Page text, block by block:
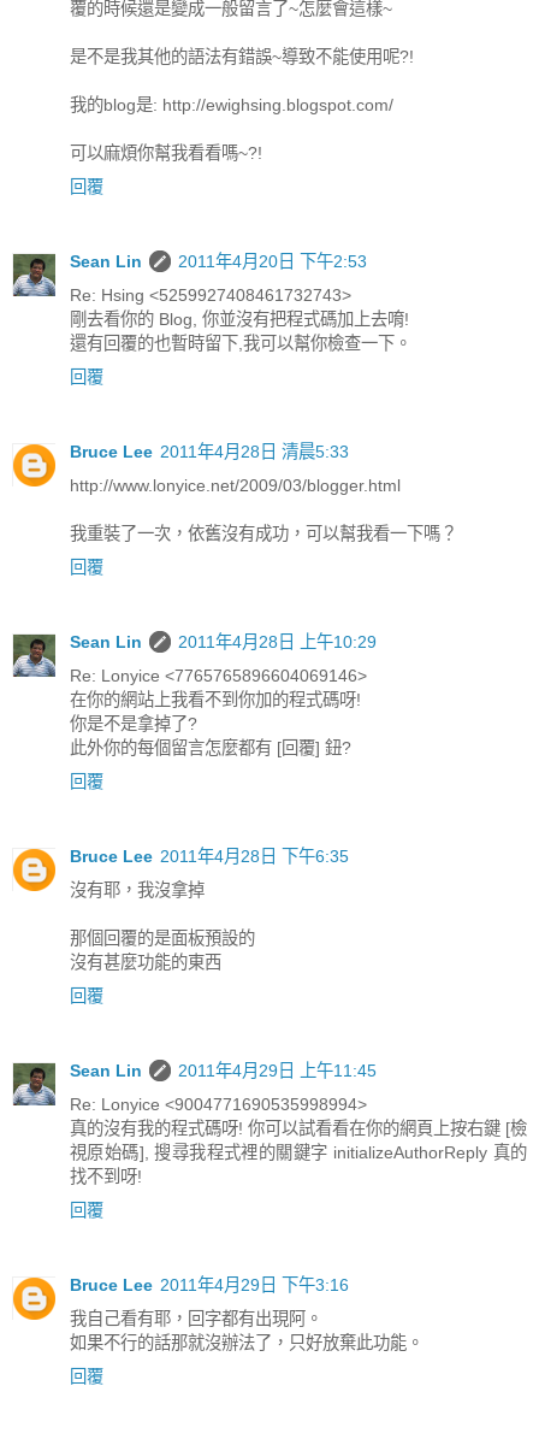
覆的時候還是變成一般留言了~怎麼會這樣~
是不是我其他的語法有錯誤~導致不能使用呢?!
我的blog是: http://ewighsing.blogspot.com/
可以麻煩你幫我看看嗎~?!
回覆
Sean Lin
2011年4月20日 下午2:53
Re: Hsing <5259927408461732743>
剛去看你的 Blog, 你並沒有把程式碼加上去唷!
還有回覆的也暫時留下,我可以幫你檢查一下。
回覆
Bruce Lee 2011年4月28日 清晨5:33
http://www.lonyice.net/2009/03/blogger.html
我重裝了一次，依舊沒有成功，可以幫我看一下嗎？
回覆
Sean Lin
2011年4月28日 上午10:29
Re: Lonyice <7765765896604069146>
在你的網站上我看不到你加的程式碼呀!
你是不是拿掉了?
此外你的每個留言怎麼都有 [回覆] 鈕?
回覆
Bruce Lee 2011年4月28日 下午6:35
沒有耶，我沒拿掉
那個回覆的是面板預設的
沒有甚麼功能的東西
回覆
Sean Lin
2011年4月29日 上午11:45
Re: Lonyice <9004771690535998994>
真的沒有我的程式碼呀! 你可以試看看在你的網頁上按右鍵 [檢
視原始碼], 搜尋我程式裡的關鍵字 initializeAuthorReply 真的
找不到呀!
回覆
Bruce Lee 2011年4月29日 下午3:16
我自己看有耶，回字都有出現阿。
如果不行的話那就沒辦法了，只好放棄此功能。
回覆